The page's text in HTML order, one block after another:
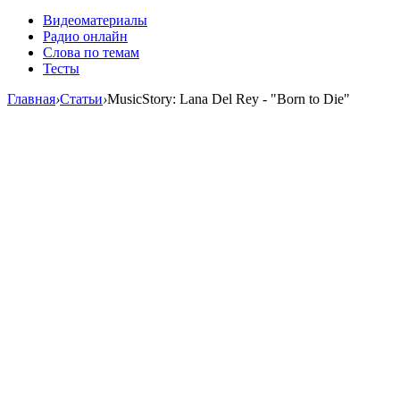
Видеоматериалы
Радио онлайн
Слова по темам
Тесты
Главная›Статьи›MusicStory: Lana Del Rey - "Born to Die"